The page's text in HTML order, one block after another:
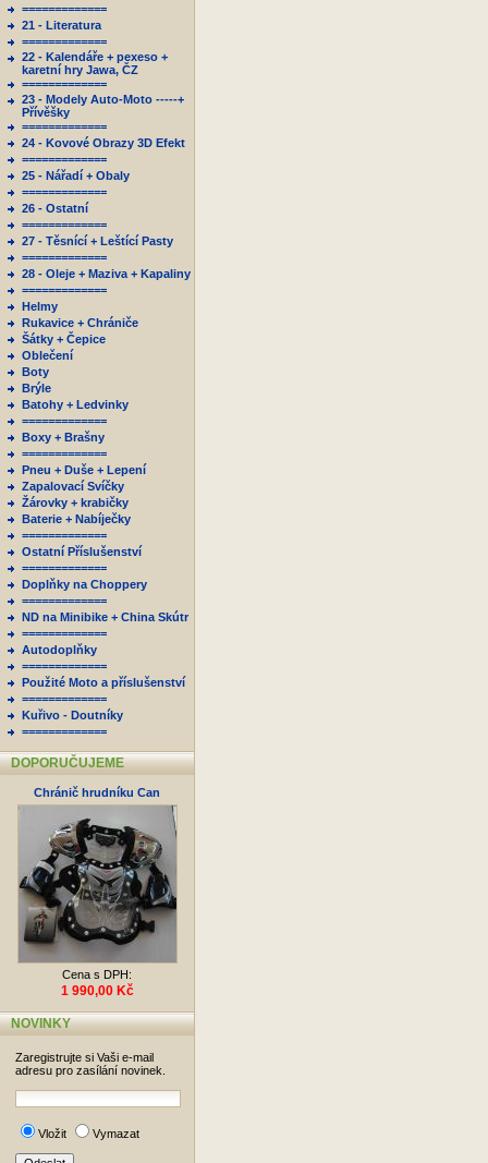
=============
21 - Literatura
=============
22 - Kalendáře + pexeso +
karetní hry Jawa, ČZ
=============
23 - Modely Auto-Moto -----+
Přívěšky
=============
24 - Kovové Obrazy 3D Efekt
=============
25 - Nářadí + Obaly
=============
26 - Ostatní
=============
27 - Těsnící + Leštící Pasty
=============
28 - Oleje + Maziva + Kapaliny
=============
Helmy
Rukavice + Chrániče
Šátky + Čepice
Oblečení
Boty
Brýle
Batohy + Ledvinky
=============
Boxy + Brašny
=============
Pneu + Duše + Lepení
Zapalovací Svíčky
Žárovky + krabičky
Baterie + Nabíječky
=============
Ostatní Příslušenství
=============
Doplňky na Choppery
=============
ND na Minibike + China Skútr
=============
Autodoplňky
=============
Použité Moto a příslušenství
=============
Kuřivo - Doutníky
=============
DOPORUČUJEME
Chránič hrudníku Can
Cena s DPH:
1 990,00 Kč
NOVINKY
Zaregistrujte si Vaši e-mail
adresu pro zasílání novinek.
Vložit Vymazat